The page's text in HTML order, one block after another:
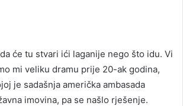
će tu stvari ići laganije nego što idu. Vi
mi veliku dramu prije 20-ak godina,
je sadašnja američka ambasada
imovina, pa se našlo rješenje.